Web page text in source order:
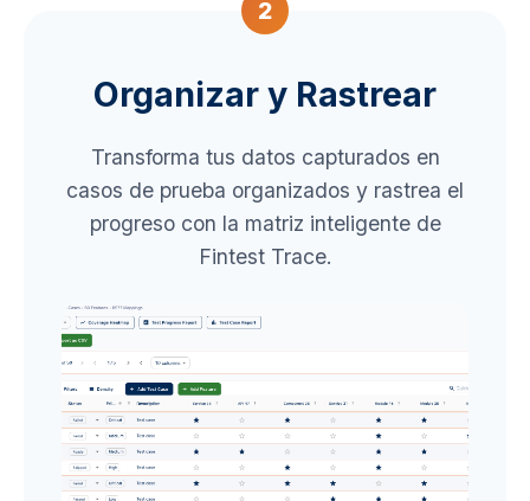
2
Organizar y Rastrear
Transforma tus datos capturados en
casos de prueba organizados y rastrea el
progreso con la matriz inteligente de
Fintest Trace.